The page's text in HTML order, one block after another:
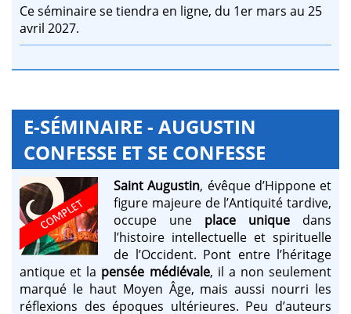
Ce séminaire se tiendra en ligne, du 1er mars au 25
avril 2027.
E-SÉMINAIRE - AUGUSTIN
CONFESSE ET SE CONFESSE
Saint Augustin, évêque d’Hippone et
figure majeure de l’Antiquité tardive,
occupe une place unique dans
l’histoire intellectuelle et spirituelle
de l’Occident. Pont entre l’héritage
antique et la pensée médiévale, il a non seulement
marqué le haut Moyen Âge, mais aussi nourri les
réflexions des époques ultérieures. Peu d’auteurs